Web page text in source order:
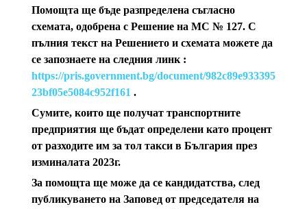
Помощта ще бъде разпределена съгласно
схемата, одобрена с Решение на МС № 127. С
пълния текст на Решението и схемата можете да
се запознаете на следния линк :
https://pris.government.bg/document/982c89e933395
23bf05e5084c952f161 .
Сумите, които ще получат транспортните
предприятия ще бъдат определени като процент
от разходите им за тол такси в България през
изминалата 2023г.
За помощта ще може да се кандидатства, след
публикуването на Заповед от председателя на